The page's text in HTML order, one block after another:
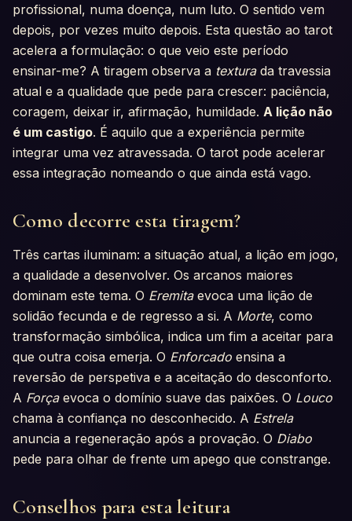
profissional, numa doença, num luto. O sentido vem
depois, por vezes muito depois. Esta questão ao tarot
acelera a formulação: o que veio este período
ensinar-me? A tiragem observa a texturada travessia
atual e a qualidade que pede para crescer: paciência,
coragem, deixar ir, afirmação, humildade. A lição não
é um castigo. É aquilo que a experiência permite
integrar uma vez atravessada. O tarot pode acelerar
essa integração nomeando o que ainda está vago.
Como decorre esta tiragem?
Três cartas iluminam: a situação atual, a lição em jogo,
a qualidade a desenvolver. Os arcanos maiores
dominam este tema. O Eremitaevoca uma lição de
solidão fecunda e de regresso a si. A Morte, como
transformação simbólica, indica um fim a aceitar para
que outra coisa emerja. O Enforcado ensina a
reversão de perspetiva e a aceitação do desconforto.
A Forçaevoca o domínio suave das paixões. O Louco
chama à confiança no desconhecido. A Estrela
anuncia a regeneração após a provação. O Diabo
pede para olhar de frente um apego que constrange.
Conselhos para esta leitura